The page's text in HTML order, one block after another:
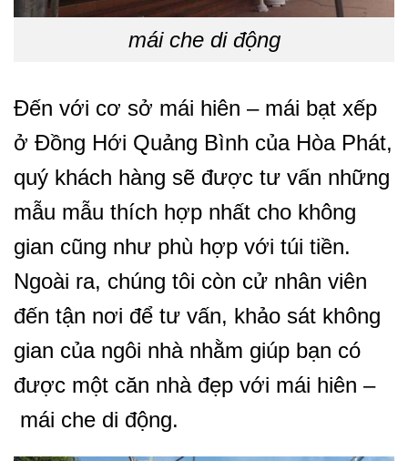
mái che di động
Đến với cơ sở mái hiên – mái bạt xếp
ở Đồng Hới Quảng Bình của Hòa Phát,
quý khách hàng sẽ được tư vấn những
mẫu mẫu thích hợp nhất cho không
gian cũng như phù hợp với túi tiền.
Ngoài ra, chúng tôi còn cử nhân viên
đến tận nơi để tư vấn, khảo sát không
gian của ngôi nhà nhằm giúp bạn có
được một căn nhà đẹp với mái hiên –
mái che di động.